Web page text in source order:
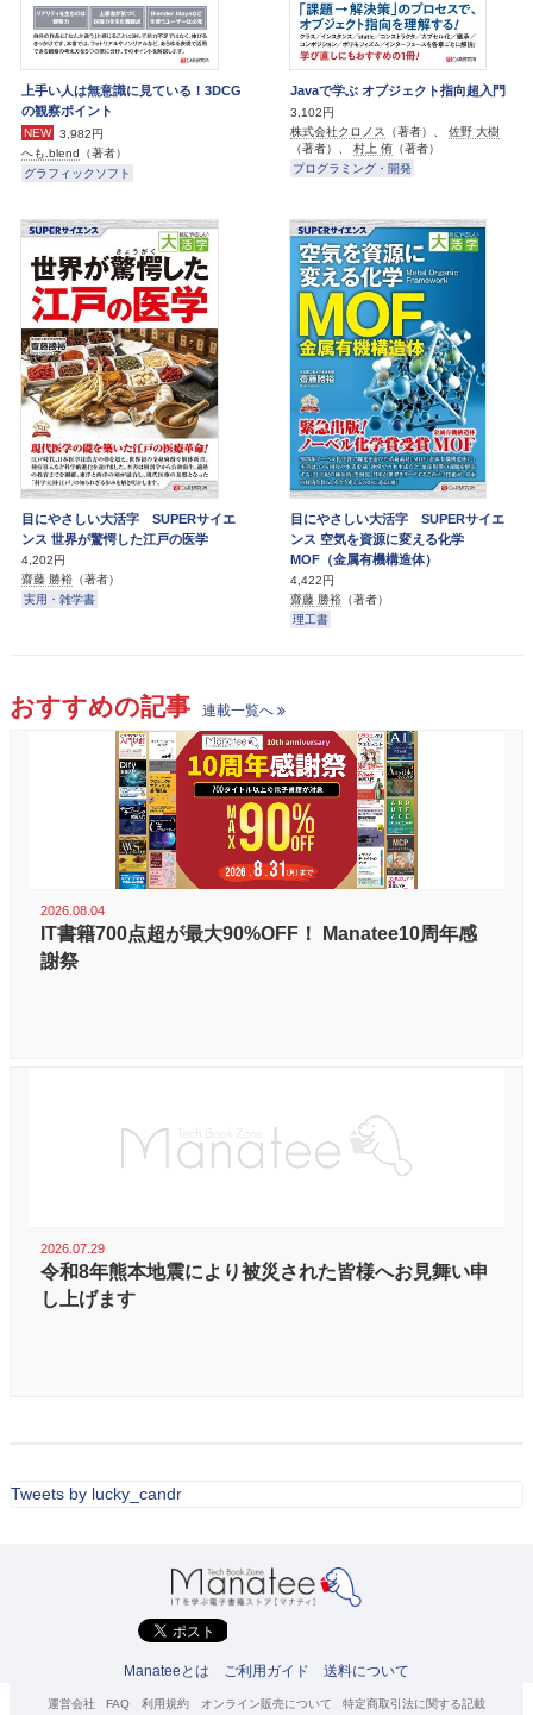
上手い人は無意識に見ている！3DCG
の観察ポイント
NEW
3,982円
へも.blend （著者）
グラフィックソフト
Javaで学ぶ オブジェクト指向超入門
3,102円
株式会社クロノス （著者）、 佐野 大樹
（著者）、 村上 侑 （著者）
プログラミング・開発
目にやさしい大活字 SUPERサイエ
ンス 世界が驚愕した江戸の医学
4,202円
齋藤 勝裕 （著者）
実用・雑学書
目にやさしい大活字 SUPERサイエ
ンス 空気を資源に変える化学
MOF（金属有機構造体）
4,422円
齋藤 勝裕 （著者）
理工書
おすすめの記事 連載一覧へ
2026.08.04
IT書籍700点超が最大90%OFF！ Manatee10周年感
謝祭
2026.07.29
令和8年熊本地震により被災された皆様へお見舞い申
し上げます
Tweets by lucky_candr
Manateeとは ご利用ガイド 送料について
運営会社 FAQ 利用規約 オンライン販売について
特定商取引法に関する記載